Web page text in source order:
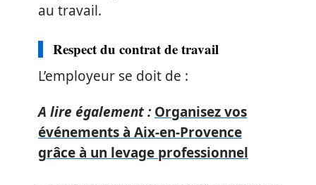
au travail.
Respect du contrat de travail
L’employeur se doit de :
A lire également : Organisez vos
événements à Aix-en-Provence
grâce à un levage professionnel